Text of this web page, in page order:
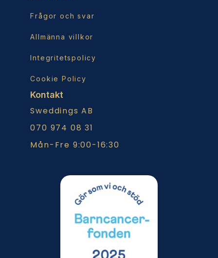
Frågor och svar
Allmänna villkor
Integritetspolicy
Cookie Policy
Kontakt
Sweddings AB
070 974 08 31
Mån-Fre 9:00-16:30